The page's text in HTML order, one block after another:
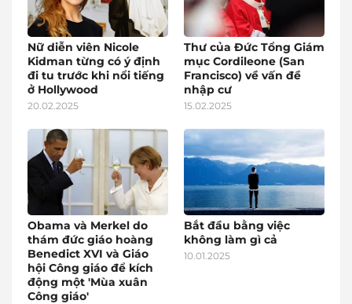
Nữ diễn viên Nicole
Kidman từng có ý định
đi tu trước khi nổi tiếng
ở Hollywood
20.02.2025
Thư của Đức Tổng Giám
mục Cordileone (San
Francisco) về vấn đề
nhập cư
15.02.2025
Obama và Merkel do
thám đức giáo hoàng
Benedict XVI và Giáo
hội Công giáo để kích
động một 'Mùa xuân
Công giáo'
Bắt đầu bằng việc
không làm gì cả
10.01.2025